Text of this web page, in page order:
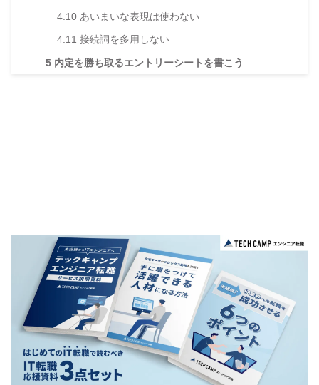
4.10 あいまいな表現は使わない
4.11 接続詞を多用しない
5 内定を勝ち取るエントリーシートを書こう